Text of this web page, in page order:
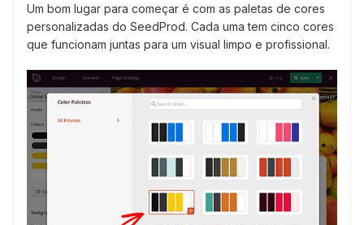
Um bom lugar para começar é com as paletas de cores
personalizadas do SeedProd. Cada uma tem cinco cores
que funcionam juntas para um visual limpo e profissional.